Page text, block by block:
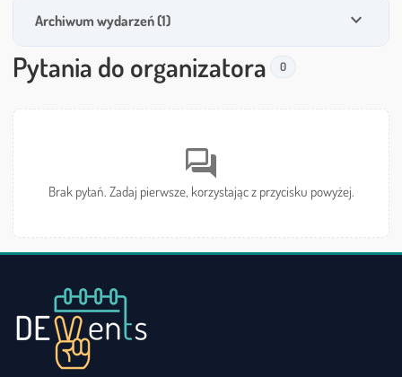
Archiwum wydarzeń (1) expand_more
Pytania do organizatora 0
forum
Brak pytań. Zadaj pierwsze, korzystając z przycisku powyżej.